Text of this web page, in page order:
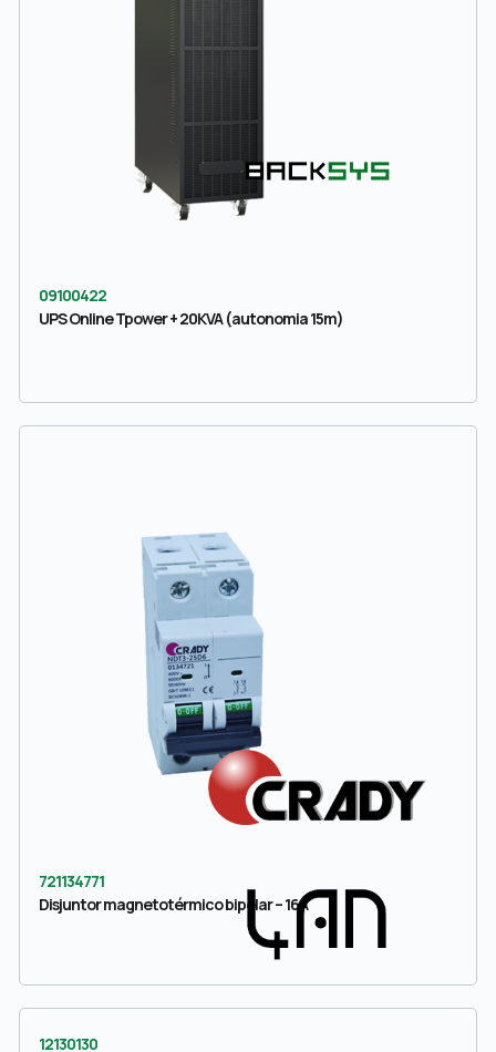
09100422
UPS Online Tpower + 20KVA (autonomia 15m)
721134771
Disjuntor magnetotérmico bipolar – 16A
12130130